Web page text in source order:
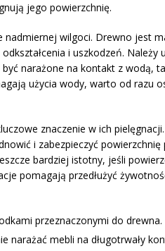
jego powierzchnię.
wilgoci. Drewno jest
i uszkodzeń. Należy
narażone na kontakt z wodą,
użycia wody, warto od razu
znaczenie w ich
i zabezpieczyć powierzchnię
bardziej istotny, jeśli
pomagają przedłużyć
przeznaczonymi do drewna.
narażać mebli na długotrwały